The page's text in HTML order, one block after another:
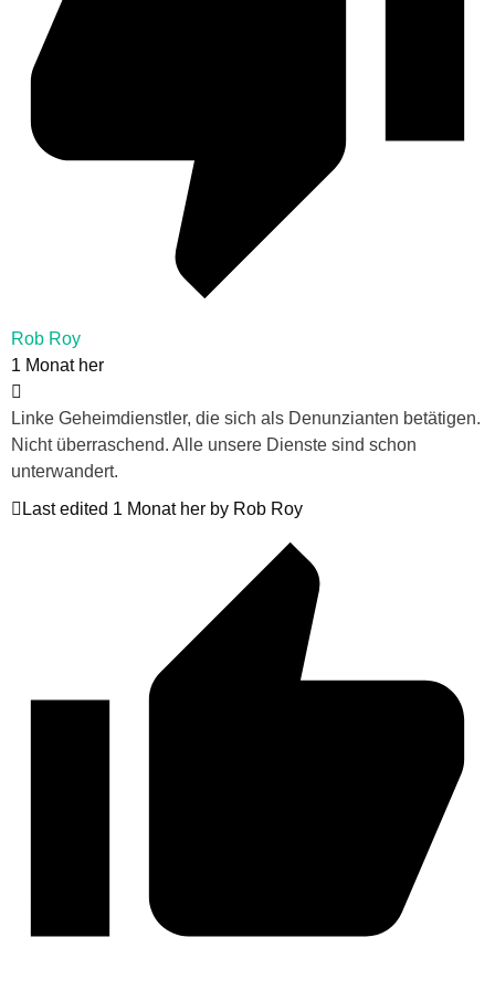
Rob Roy
1 Monat her
Linke Geheimdienstler, die sich als Denunzianten betätigen.
Nicht überraschend. Alle unsere Dienste sind schon
unterwandert.
Last edited 1 Monat her by Rob Roy